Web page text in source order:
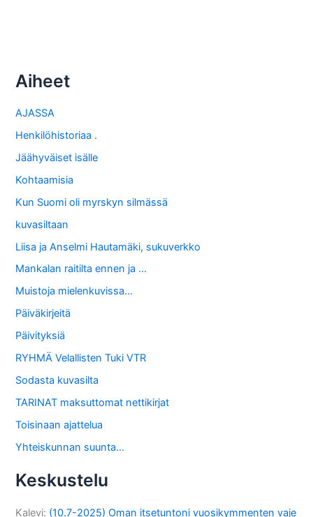
Aiheet
AJASSA
Henkilöhistoriaa .
Jäähyväiset isälle
Kohtaamisia
Kun Suomi oli myrskyn silmässä
kuvasiltaan
Liisa ja Anselmi Hautamäki, sukuverkko
Mankalan raitilta ennen ja …
Muistoja mielenkuvissa…
Päiväkirjeitä
Päivityksiä
RYHMÄ Velallisten Tuki VTR
Sodasta kuvasilta
TARINAT maksuttomat nettikirjat
Toisinaan ajattelua
Yhteiskunnan suunta…
Keskustelu
Kalevi: (10.7-2025) Oman itsetuntoni vuosikymmenten vaje